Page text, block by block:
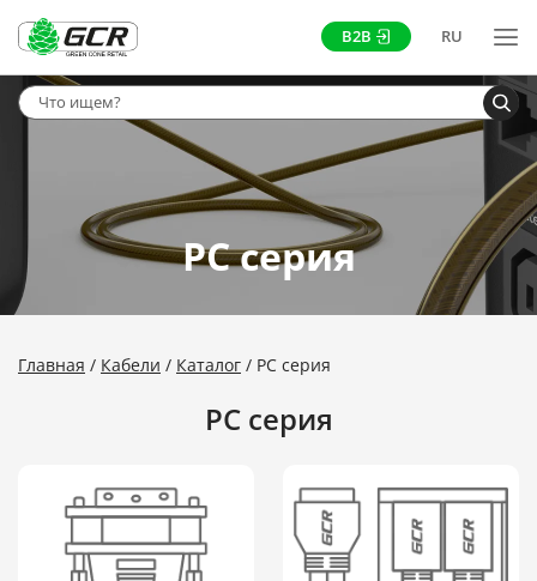
B2B RU
PC серия
Главная Кабели Каталог PC серия
PC серия